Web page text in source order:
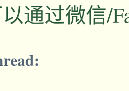
通过微信/